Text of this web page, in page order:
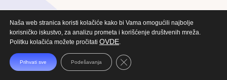
Naša web stranica koristi kolačiće kako bi Vama omogućili najbolje
korisničko iskustvo, za analizu prometa i korišćenje društvenih mreža.
Politku kolačića možete pročitati OVDE.
Prihvati sve Podešavanja Close GDPR Cookie Banner